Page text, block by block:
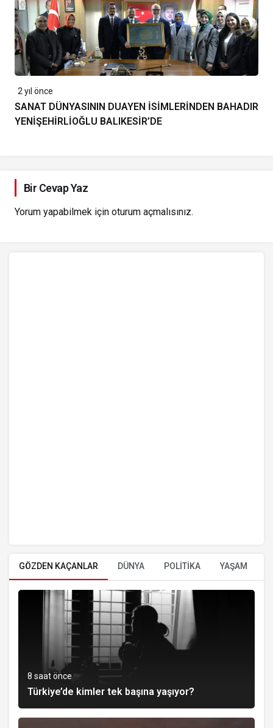
2 yıl önce
SANAT DÜNYASININ DUAYEN İSİMLERİNDEN BAHADIR
YENİŞEHİRLİOĞLU BALIKESİR’DE
Bir Cevap Yaz
Yorum yapabilmek için oturum açmalısınız.
GÖZDEN KAÇANLAR DÜNYA POLİTİKA YAŞAM
8 saat önce
Türkiye’de kimler tek başına yaşıyor?